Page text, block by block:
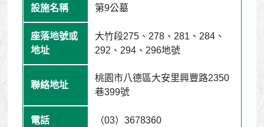
第9公墓
大竹段275、278、281、284、
292、294、296地號
桃園市八德區大安里興豐路2350
巷399號
（03）3678360